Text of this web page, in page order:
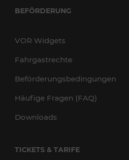
BEFÖRDERUNG
VOR Widgets
Fahrgastrechte
Beförderungsbedingungen
Häufige Fragen (FAQ)
Downloads
TICKETS & TARIFE